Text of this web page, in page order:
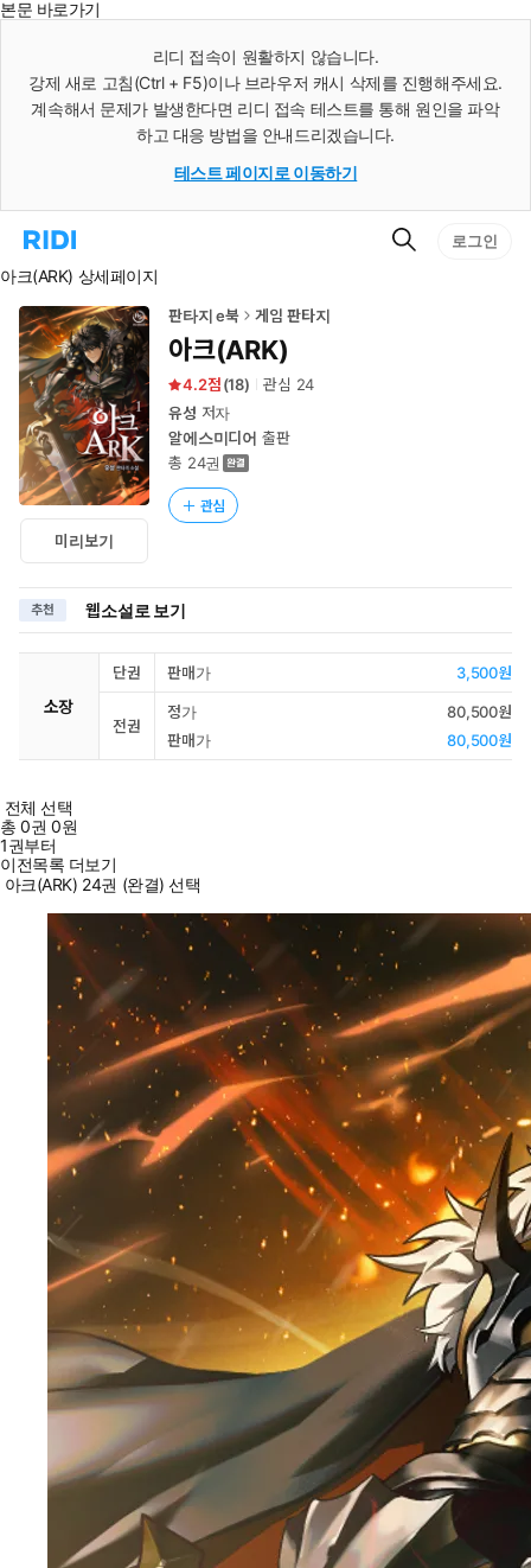
본문 바로가기
리디 접속이 원활하지 않습니다.
강제 새로 고침(Ctrl + F5)이나 브라우저 캐시 삭제를 진행해주세요.
계속해서 문제가 발생한다면 리디 접속 테스트를 통해 원인을 파악
하고 대응 방법을 안내드리겠습니다.
테스트 페이지로 이동하기
리
홈
로
이
동
검
로그인
아크(ARK) 상세페이지
미리보기
판타지 e북 게임 판타지
아크(ARK)
4.2 (18) 관심 24
유성 저자
알에스미디어 출판
총 24권
관심
추천 웹소설로 보기
소장
단권 판매가 3,500원
전권
정가
80,500원
판매가
80,500원
전체 선택
총0권 0원
1권부터
이전목록 더보기
아크(ARK) 24권 (완결) 선택